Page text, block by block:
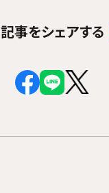
記事をシェアする